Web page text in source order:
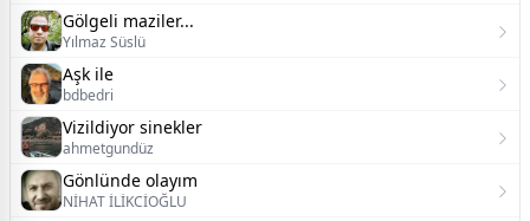
Gölgeli maziler...
Yılmaz Süslü
Aşk ile
bdbedri
Vizildiyor sinekler
ahmetgundüz
Gönlünde olayım
NİHAT İLİKCİOĞLU